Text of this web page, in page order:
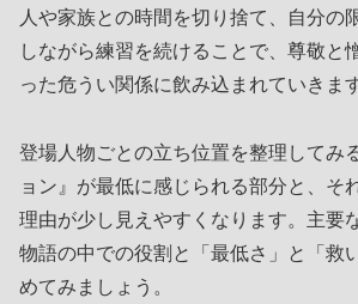
人や家族との時間を切り捨て、自分の
しながら練習を続けることで、尊敬と
った危うい関係に飲み込まれていきます
登場人物ごとの立ち位置を整理してみ
ョン』が最低に感じられる部分と、そ
理由が少し見えやすくなります。主要
物語の中での役割と「最低さ」と「救
めてみましょう。